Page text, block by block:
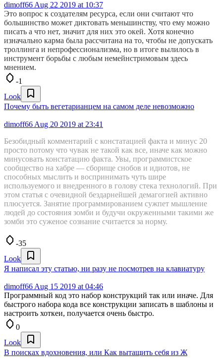
dimoff66 Aug 22 2019 at 10:37
Это вопрос к создателям ресурса, если они считают что
большинство может диктовать меньшинству, что ему можно
писать а что нет, значит для них это окей. Хотя конечно
изначально карма была рассчитана на то, чтобы не допускать
троллинга и непрофессионализма, но в итоге вылилось в
инструмент борьбы с любым немейнстримовым здесь
мнением.
-1
Look
Почему быть вегетарианцем на самом деле невозможно
dimoff66 Aug 20 2019 at 23:41
Безобидный комментарий с констатацией факта и минус 20
просто потому что чувак не такой как все, иначе как можно
минусовать констатацию факта. Увы, программистское
сообщество на хабре — сборище снобов и идиотов, не
способных мыслить и воспринимать чуть шире
используемого и внедренного в голову стека технологий. При
этом статья с очевидной бездарнейшей демагогией активно
плюсуется. Занятие программированием сужпет мышление
людей до состояния зомби и будучи окруженными такими же
зомби это суженое сознание считается за норму.
-35
Look
Я написал эту статью, ни разу не посмотрев на клавиатуру
dimoff66 Aug 15 2019 at 04:46
Программный код это набор конструкций так или иначе. Для
быстрого набора кода все конструкции записать в шаблоны и
настроить хоткеи, получается очень быстро.
0
Look
В поисках вдохновения, или Как вытащить себя из Ж